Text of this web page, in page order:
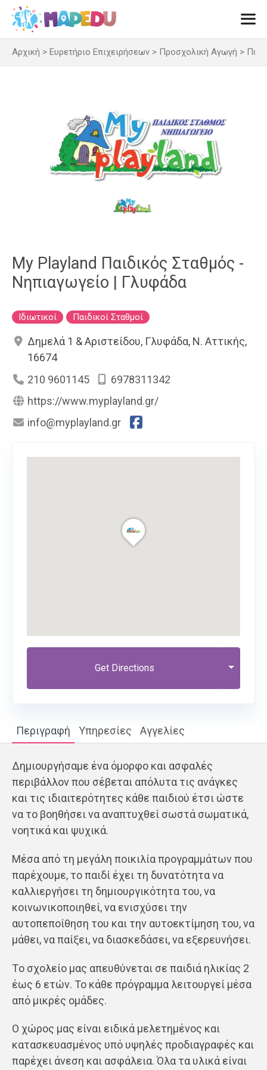
Μετάβαση
περιεχόμενο
Αρχική > Ευρετήριο Επιχειρήσεων > Προσχολική Αγωγή >
My Playland Παιδικός Σταθμός -
Νηπιαγωγείο | Γλυφάδα
Ιδιωτικοί Παιδικοί Σταθμοί
Δημελά 1 & Αριστείδου, Γλυφάδα, Ν. Αττικής,
16674
210 9601145
6978311342
https://www.myplayland.gr/
info@myplayland.gr
Get Directions
Περιγραφή Υπηρεσίες Αγγελίες
Δημιουργήσαμε ένα όμορφο και ασφαλές
περιβάλλον που σέβεται απόλυτα τις ανάγκες
και τις ιδιαιτερότητες κάθε παιδιού έτσι ώστε
να το βοηθήσει να αναπτυχθεί σωστά σωματικά,
νοητικά και ψυχικά.
Μέσα από τη μεγάλη ποικιλία προγραμμάτων που
παρέχουμε, το παιδί έχει τη δυνατότητα να
καλλιεργήσει τη δημιουργικότητα του, να
κοινωνικοποιηθεί, να ενισχύσει την
αυτοπεποίθηση του και την αυτοεκτίμηση του, να
μάθει, να παίξει, να διασκεδάσει, να εξερευνήσει.
Tο σχολείο μας απευθύνεται σε παιδιά ηλικίας 2
έως 6 ετών. Το κάθε πρόγραμμα λειτουργεί μέσα
από μικρές ομάδες.
Ο χώρος μας είναι ειδικά μελετημένος και
κατασκευασμένος υπό υψηλές προδιαγραφές και
παρέχει άνεση και ασφάλεια. Όλα τα υλικά είναι